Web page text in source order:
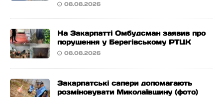
08.08.2026
На Закарпатті Омбудсман заявив про
порушення у Берегівському РТЦК
08.08.2026
Закарпатські сапери допомагають
розміновувати Миколаївщину (фото)